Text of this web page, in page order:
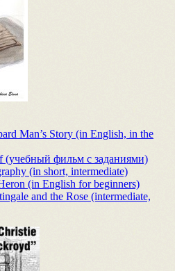
Man’s Story (in English, in the
(учебный фильм с заданиями)
(in short, intermediate)
(in English for beginners)
and the Rose (intermediate,